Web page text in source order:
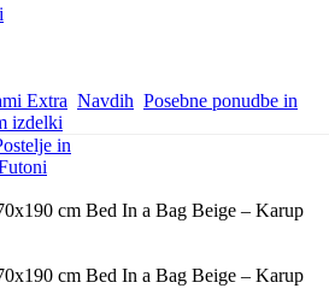
Extra Navdih Posebne ponudbe in
izdelki
in